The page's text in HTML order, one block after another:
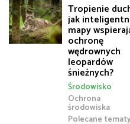
Tropienie
jak
mapy
ochronę
wędrownych
leopardów
śnieżnych?
Ochrona
środowiska
Polecane
Środowisko